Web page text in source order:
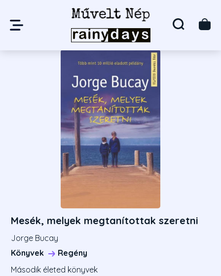
Mesék, melyek megtanítottak szeretni
Jorge Bucay
Könyvek
Regény
Második életed könyvek